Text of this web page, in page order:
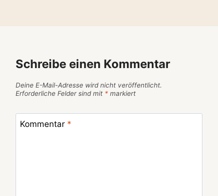
Schreibe einen Kommentar
Deine E-Mail-Adresse wird nicht veröffentlicht.
Erforderliche Felder sind mit * markiert
Kommentar *